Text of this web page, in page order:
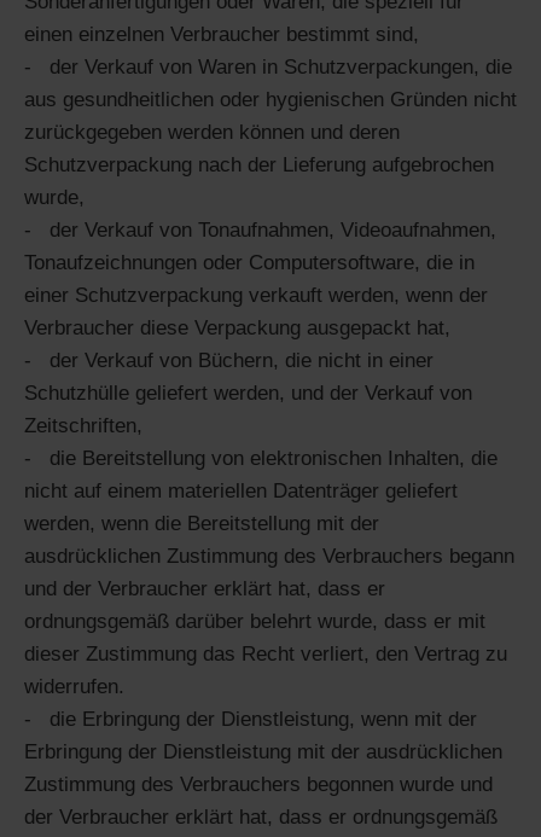
einen einzelnen Verbraucher bestimmt sind,
der Verkauf von Waren in Schutzverpackungen, die
aus gesundheitlichen oder hygienischen Gründen nicht
zurückgegeben werden können und deren
Schutzverpackung nach der Lieferung aufgebrochen
wurde,
der Verkauf von Tonaufnahmen, Videoaufnahmen,
Tonaufzeichnungen oder Computersoftware, die in
einer Schutzverpackung verkauft werden, wenn der
Verbraucher diese Verpackung ausgepackt hat,
der Verkauf von Büchern, die nicht in einer
Schutzhülle geliefert werden, und der Verkauf von
Zeitschriften,
die Bereitstellung von elektronischen Inhalten, die
nicht auf einem materiellen Datenträger geliefert
werden, wenn die Bereitstellung mit der
ausdrücklichen Zustimmung des Verbrauchers begann
und der Verbraucher erklärt hat, dass er
ordnungsgemäß darüber belehrt wurde, dass er mit
dieser Zustimmung das Recht verliert, den Vertrag zu
widerrufen.
die Erbringung der Dienstleistung, wenn mit der
Erbringung der Dienstleistung mit der ausdrücklichen
Zustimmung des Verbrauchers begonnen wurde und
der Verbraucher erklärt hat, dass er ordnungsgemäß